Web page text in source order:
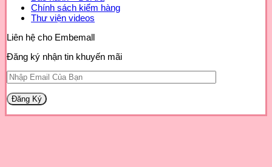
Chính sách kiểm hàng
Thư viện videos
Liên hệ cho Embemall
Đăng ký nhận tin khuyến mãi